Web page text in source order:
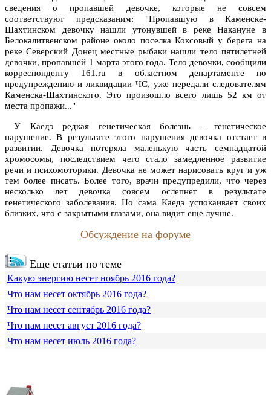
сведения о пропавшей девочке, которые не совсем
соответствуют предсказаним: "Пропавшую в Каменске-
Шахтинском девочку нашли утонувшей в реке Накануне в
Белокалитвенском районе около поселка Коксовый у берега на
реке Северский Донец местные рыбаки нашли тело пятилетней
девочки, пропавшей 1 марта этого года. Тело девочки, сообщили
корреспонденту 161.ru в областном департаменте по
предупреждению и ликвидации ЧС, уже передали следователям
Каменска-Шахтинского. Это произошло всего лишь 52 км от
места пропажи..."
У Каедэ редкая генетическая болезнь – генетическое
нарушение. В результате этого нарушения девочка отстает в
развитии. Девочка потеряла маленькую часть семнадцатой
хромосомы, последствием чего стало замедленное развитие
речи и психомоторики. Девочка не может нарисовать круг и уж
тем более писать. Более того, врачи предупредили, что через
несколько лет девочка совсем ослепнет в результате
генетического заболевания. Но сама Каедэ успокаивает своих
близких, что с закрытыми глазами, она видит еще лучше.
Обсуждение на форуме
Еще статьи по теме
Какую энергию несет ноябрь 2016 года?
Что нам несет октябрь 2016 года?
Что нам несет сентябрь 2016 года?
Что нам несет август 2016 года?
Что нам несет июль 2016 года?